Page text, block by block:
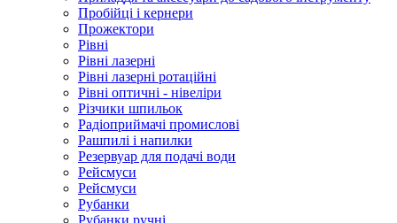
Пробійці і кернери
Прожектори
Рівні
Рівні лазерні
Рівні лазерні ротаційні
Рівні оптичні - нівеліри
Різчики шпильок
Радіоприймачі промислові
Рашпилі і напилки
Резервуар для подачі води
Рейсмуси
Рейсмуси
Рубанки
Рубанки ручні